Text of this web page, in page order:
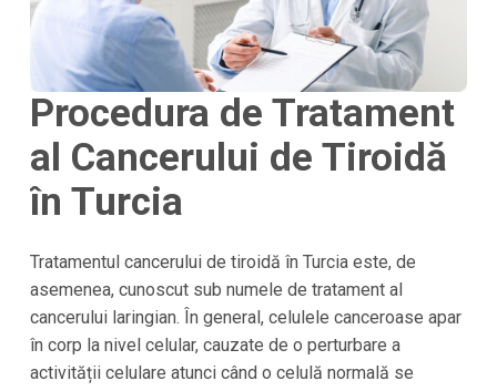
Procedura de Tratament
al Cancerului de Tiroidă
în Turcia
Tratamentul cancerului de tiroidă în Turcia este, de
asemenea, cunoscut sub numele de tratament al
cancerului laringian. În general, celulele canceroase apar
în corp la nivel celular, cauzate de o perturbare a
activității celulare atunci când o celulă normală se